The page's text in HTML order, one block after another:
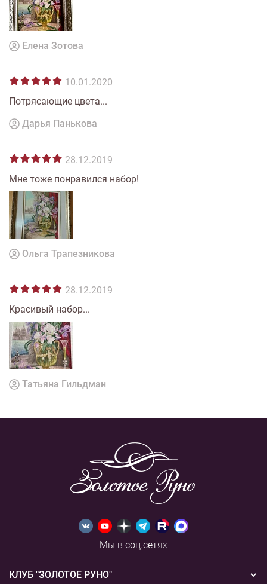
Елена Зотова
10.01.2020
Потрясающие цвета...
Дарья Панькова
28.12.2019
Мне тоже понравился набор!
Ольга Трапезникова
28.12.2019
Красивый набор...
Татьяна Гильдман
Мы в соц.сетях
КЛУБ "ЗОЛОТОЕ РУНО"